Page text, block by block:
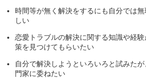
時間等が無く解決をするにも自分では
しい
恋愛トラブルの解決に関する知識や経
策を見つけてもらいたい
自分で解決しようといろいろと試みた
門家に委ねたい